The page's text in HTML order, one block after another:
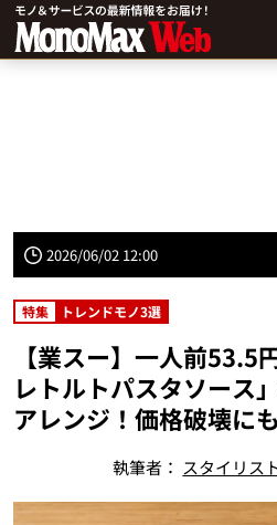
2026/06/02 12:00
特集 トレンドモノ3選
【業スー】一人前53.5
レトルトパスタソース
アレンジ！価格破壊に
執筆者： スタイリス